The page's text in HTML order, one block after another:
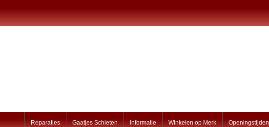
Reparaties Gaatjes Schieten Informatie Winkelen op Merk Openingstijden